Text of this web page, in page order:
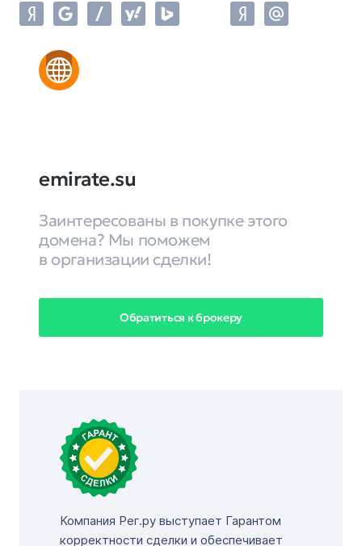
emirate.su
Заинтересованы в покупке этого
домена? Мы поможем
в организации сделки!
Обратиться к брокеру
Компания Рег.ру выступает Гарантом
корректности сделки и обеспечивает